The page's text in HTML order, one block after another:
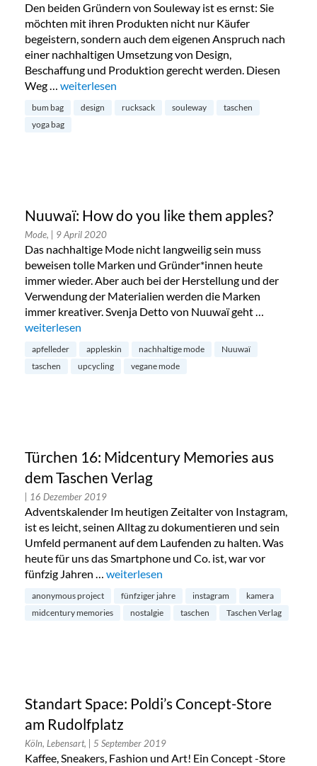
Den beiden Gründern von Souleway ist es ernst: Sie
möchten mit ihren Produkten nicht nur Käufer
begeistern, sondern auch dem eigenen Anspruch nach
einer nachhaltigen Umsetzung von Design,
Beschaffung und Produktion gerecht werden. Diesen
Weg … „Souleway aus Hamburg: Rucksäcke und Taschen
weiterlesen
bum bag design rucksack souleway
taschen
yoga bag
Nuuwaï: How do you like them apples?
Mode, | 9 April 2020
Das nachhaltige Mode nicht langweilig sein muss
beweisen tolle Marken und Gründer*innen heute
immer wieder. Aber auch bei der Herstellung und der
Verwendung der Materialien werden die Marken
immer kreativer. Svenja Detto von Nuuwaï geht …
„Nuuwaï: How do you like them apples?“
weiterlesen
apfelleder appleskin nachhaltige mode
Nuuwaï
taschen
upcycling vegane mode
Türchen 16: Midcentury Memories aus
dem Taschen Verlag
| 16 Dezember 2019
Adventskalender Im heutigen Zeitalter von Instagram,
ist es leicht, seinen Alltag zu dokumentieren und sein
Umfeld permanent auf dem Laufenden zu halten. Was
heute für uns das Smartphone und Co. ist, war vor
fünfzig Jahren … „Türchen 16: Midcentury Memories aus
weiterlesen
anonymous project fünfziger jahre instagram
kamera
midcentury memories
nostalgie taschen Taschen Verlag
Standart Space: Poldi’s Concept-Store
am Rudolfplatz
Köln, Lebensart, | 5 September 2019
Kaffee, Sneakers, Fashion und Art! Ein Concept -Store